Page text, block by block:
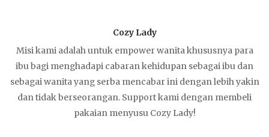
Cozy Lady
Misi kami adalah untuk empower wanita khususnya para
ibu bagi menghadapi cabaran kehidupan sebagai ibu dan
sebagai wanita yang serba mencabar ini dengan lebih yakin
dan tidak berseorangan. Support kami dengan membeli
pakaian menyusu Cozy Lady!